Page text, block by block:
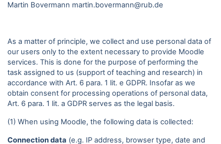
Martin Bovermann martin.bovermann@rub.de
As a matter of principle, we collect and use personal data of
our users only to the extent necessary to provide Moodle
services. This is done for the purpose of performing the
task assigned to us (support of teaching and research) in
accordance with Art. 6 para. 1 lit. e GDPR. Insofar as we
obtain consent for processing operations of personal data,
Art. 6 para. 1 lit. a GDPR serves as the legal basis.
(1) When using Moodle, the following data is collected:
Connection data (e.g. IP address, browser type, date and